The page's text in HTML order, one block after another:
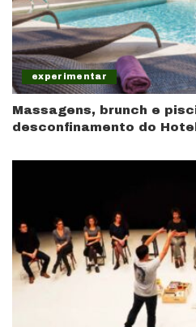
experimentar
Massagens, brunch e
desconfinamento do